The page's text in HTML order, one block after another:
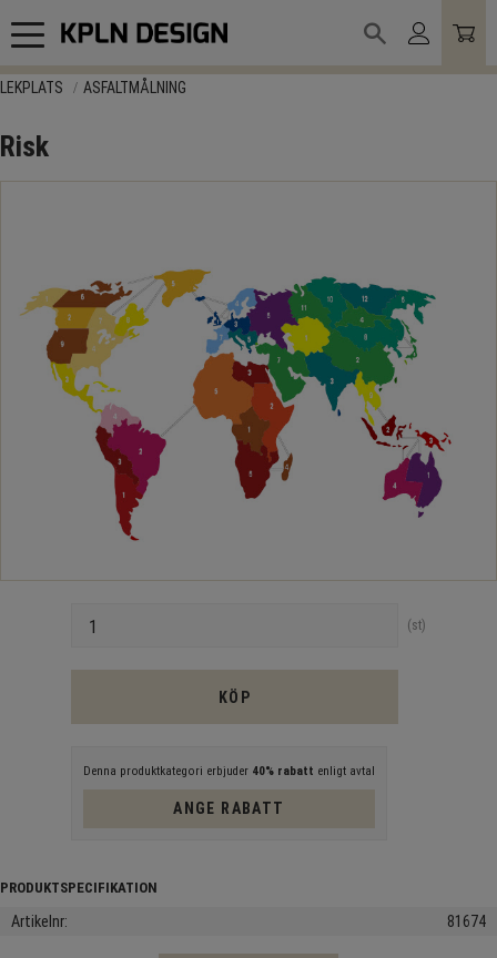
Meny
LEKPLATS ASFALTMÅLNING
Risk
st
KÖP
Denna produktkategori erbjuder 40% rabatt enligt avtal
ANGE RABATT
Artikelnr 81674